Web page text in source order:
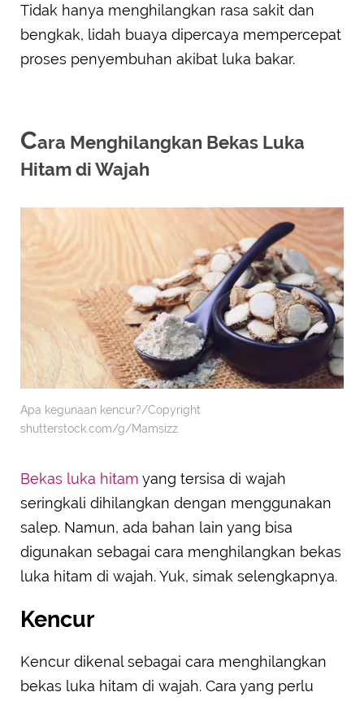
Tidak hanya menghilangkan rasa sakit dan
bengkak, lidah buaya dipercaya mempercepat
proses penyembuhan akibat luka bakar.
Cara Menghilangkan Bekas Luka
Hitam di Wajah
Apa kegunaan kencur?/Copyright
shutterstock.com/g/Mamsizz
Bekas luka hitam yang tersisa di wajah
seringkali dihilangkan dengan menggunakan
salep. Namun, ada bahan lain yang bisa
digunakan sebagai cara menghilangkan bekas
luka hitam di wajah. Yuk, simak selengkapnya.
Kencur
Kencur dikenal sebagai cara menghilangkan
bekas luka hitam di wajah. Cara yang perlu